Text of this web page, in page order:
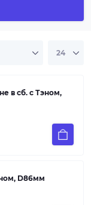
в сб. с Тэном,
D86мм